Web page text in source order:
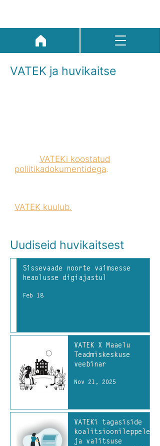
VATEK ja huvikaitse
VATEKi koostatud
poliitikadokumentidega.
VATEK kuulub.
Uudiseid huvikaitsest
Sissevaade noorte vaimsesse
heaolusse digiajastul
Feb 18
VATEK X Maaelu
Teadmiskeskuse
veebinar
Nov 21, 2025
VATEKi tagasiside
koalitsioonileppele
ja valitsuse